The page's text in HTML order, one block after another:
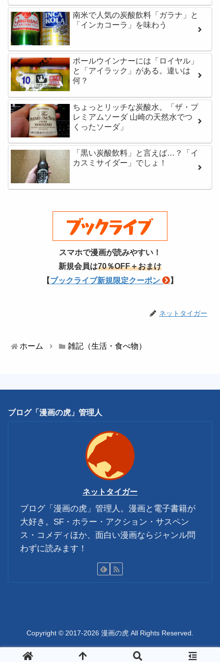
南米で人気の炭酸飲料「ガラナ」と
「インカコーラ」を味わう
ポールウインナーには「ロイヤル」
と「アイラック」がある。違いは
何？
ちょっとリッチな炭酸水。「ザ・プ
レミアムソーダ 山崎の天然水でつ
くったソーダ」
「黒い炭酸飲料」と言えば…？「イ
カスミサイダー」でしょ！
スマホで漫画が読みやすい！
新規会員は70％OFF＋おまけ
【ブックライブ新規限定クーポン 】
ネットタイガー
ホーム 雑記（生活・食べ物）
ブログ「漫画の虎」管理人
ネットタイガー
ブログ「漫画の虎」管理人。漫画と電子書籍が
大好き。SF・ホラー・アクション・サスペン
ス・コメディほか、面白い漫画ならジャンル問
わずに読みます！
Copyright © 2017-2026 漫画の虎 All Rights Reserved.